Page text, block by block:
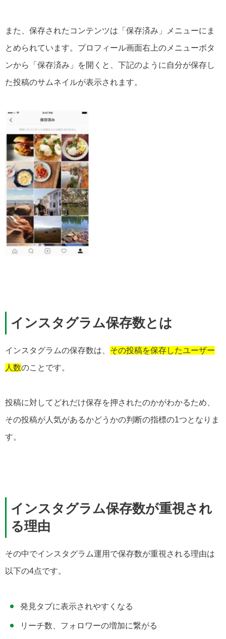
また、保存されたコンテンツは「保存済み」メニューにま
とめられています。プロフィール画面右上のメニューボタ
ンから「保存済み」を開くと、下記のように自分が保存し
た投稿のサムネイルが表示されます。
インスタグラム保存数とは
インスタグラムの保存数は、 その投稿を保存したユーザー
人数のことです。
投稿に対してどれだけ保存を押されたのかがわかるため、
その投稿が人気があるかどうかの判断の指標の1つとなりま
す。
インスタグラム保存数が重視され
る理由
その中でインスタグラム運用で保存数が重視される理由は
以下の4点です。
発見タブに表示されやすくなる
リーチ数、フォロワーの増加に繋がる